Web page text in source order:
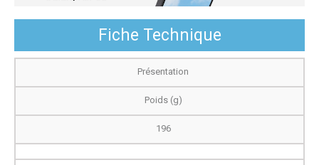
Fiche Technique
Présentation
Poids (g)
196